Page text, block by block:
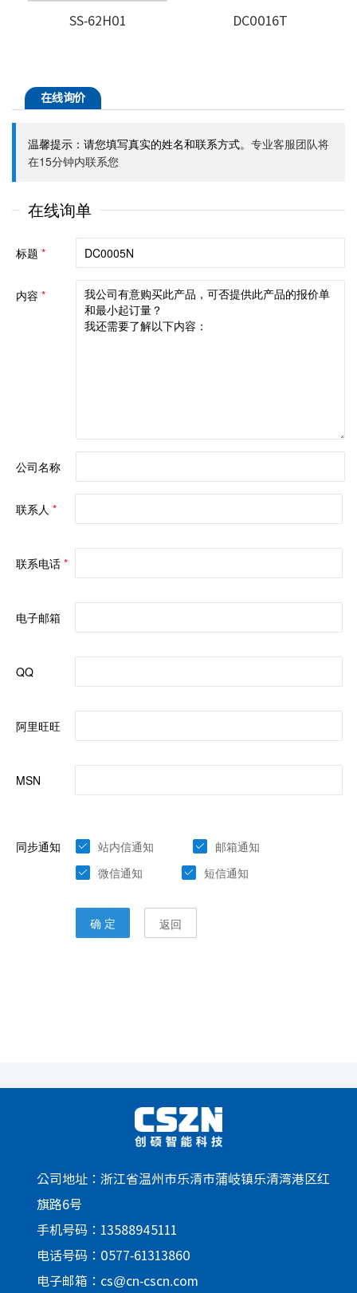
SS-62H01 DC0016T
在线询价
公司地址：浙江省温州市乐清市蒲岐镇乐清湾港区红
旗路6号
手机号码：13588945111
电话号码：0577-61313860
电子邮箱：cs@cn-cscn.com